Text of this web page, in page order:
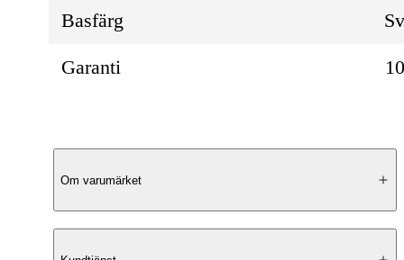
Basfärg
Garanti
Produktbeskrivning
Elegant Design
Om varumärket